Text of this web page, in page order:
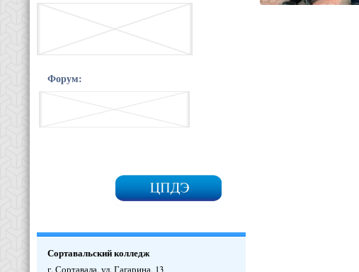
Форум:
Сортавальский колледж
г. Сортавала, ул. Гагарина, 13